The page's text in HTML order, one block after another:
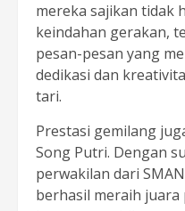
mereka sajikan tidak
keindahan gerakan,
pesan-pesan yang
dedikasi dan
tari.
Prestasi gemilang
Song Putri. Dengan
perwakilan dari
berhasil meraih juara